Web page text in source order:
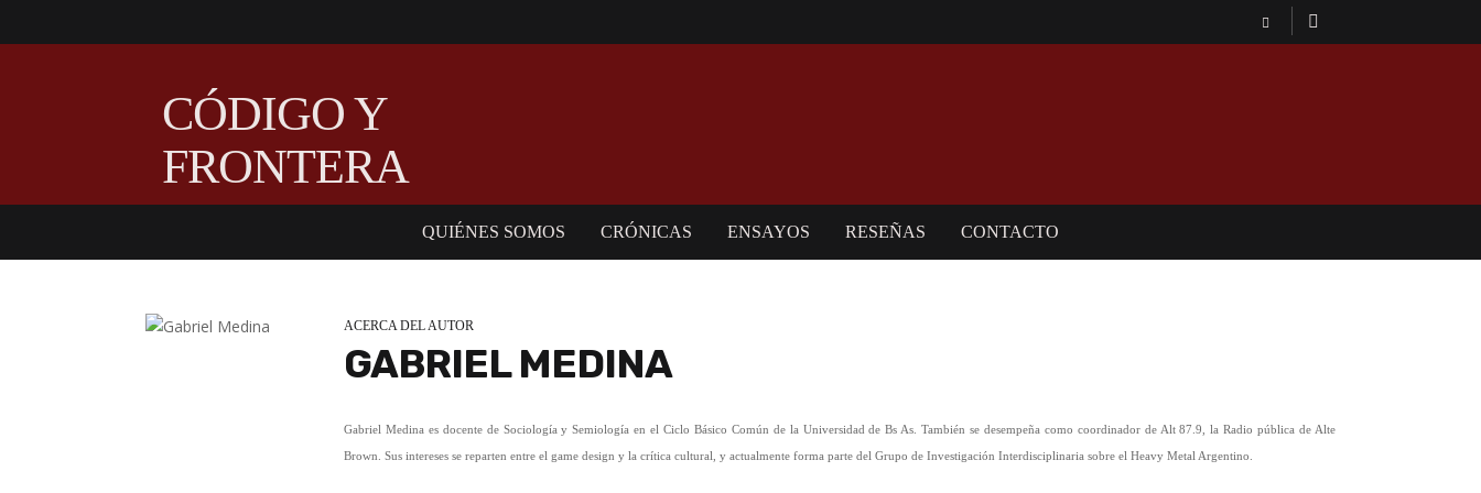
CÓDIGO Y
FRONTERA
QUIÉNES SOMOS CRÓNICAS ENSAYOS RESEÑAS CONTACTO
ACERCA DEL AUTOR
GABRIEL MEDINA
Gabriel Medina es docente de Sociología y Semiología en el Ciclo Básico Común de la Universidad de Bs As. También se desempeña como coordinador de Alt 87.9, la Radio pública de Alte
Brown. Sus intereses se reparten entre el game design y la crítica cultural, y actualmente forma parte del Grupo de Investigación Interdisciplinaria sobre el Heavy Metal Argentino.